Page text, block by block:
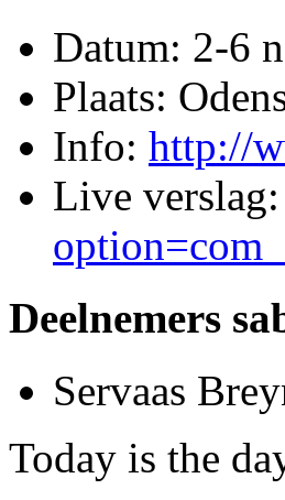
Datum: 2-6
Plaats:
Info: http://
Live verslag:
Deelnemers
Servaas
Today is the